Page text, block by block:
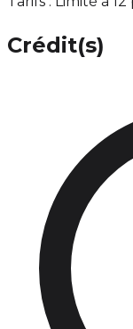
Crédit(s)